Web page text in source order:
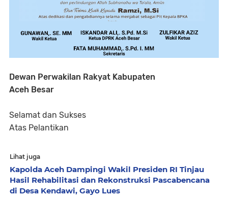
Dewan Perwakilan Rakyat Kabupaten
Aceh Besar
Selamat dan Sukses
Atas Pelantikan
Lihat juga
Kapolda Aceh Dampingi Wakil Presiden RI Tinjau
Hasil Rehabilitasi dan Rekonstruksi Pascabencana
di Desa Kendawi, Gayo Lues